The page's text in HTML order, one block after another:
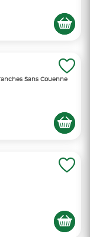
Sans Couenne